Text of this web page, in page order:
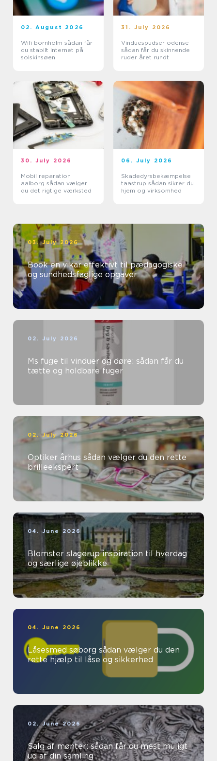
02. August 2026
Wifi bornholm sådan får
du stabilt internet på
solskinsøen
31. July 2026
Vinduespudser odense
sådan får du skinnende
ruder året rundt
30. July 2026
Mobil reparation
aalborg sådan vælger
du det rigtige værksted
06. July 2026
Skadedyrsbekæmpelse
taastrup sådan sikrer du
hjem og virksomhed
03. July 2026
Book en vikar effektivt til pædagogiske
og sundhedsfaglige opgaver
02. July 2026
Ms fuge til vinduer og døre: sådan får du
tætte og holdbare fuger
02. July 2026
Optiker århus sådan vælger du den rette
brilleekspert
04. June 2026
Blomster slagerup inspiration til hverdag
og særlige øjeblikke
04. June 2026
Låsesmed søborg sådan vælger du den
rette hjælp til låse og sikkerhed
02. June 2026
Salg af mønter: sådan får du mest muligt
ud af din samling